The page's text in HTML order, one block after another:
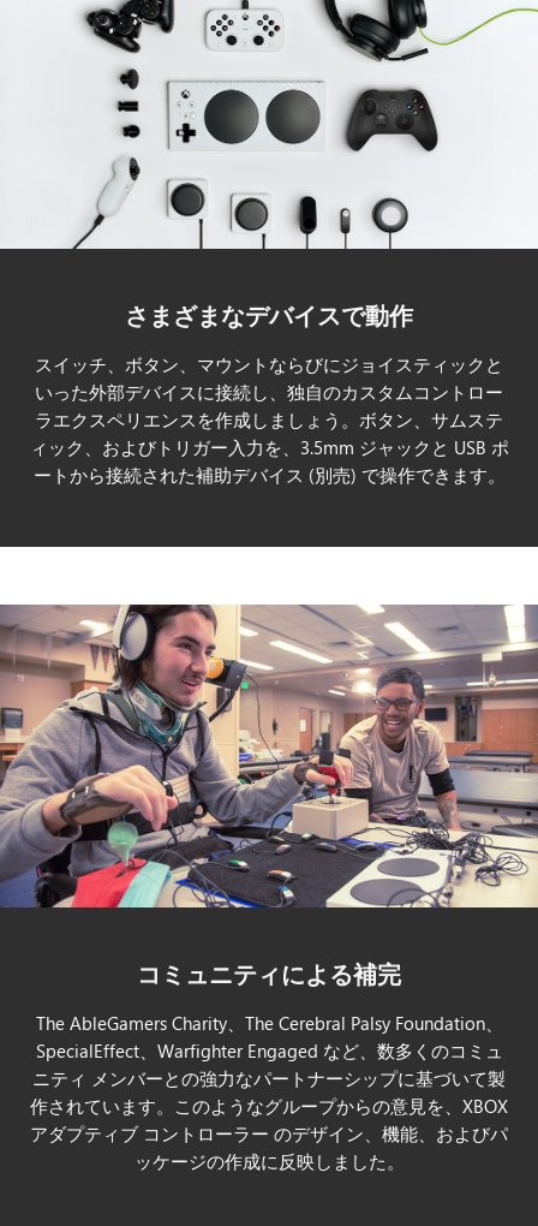
さまざまなデバイスで動作
スイッチ、ボタン、マウントならびにジョイスティックと
いった外部デバイスに接続し、独自のカスタムコントロー
ラエクスペリエンスを作成しましょう。ボタン、サムステ
ィック、およびトリガー入力を、3.5mm ジャックと USB ポ
ートから接続された補助デバイス (別売) で操作できます。
コミュニティによる補完
The AbleGamers Charity、The Cerebral Palsy Foundation、
SpecialEffect、Warfighter Engaged など、数多くのコミュ
ニティ メンバーとの強力なパートナーシップに基づいて製
作されています。このようなグループからの意見を、XBOX
アダプティブ コントローラー のデザイン、機能、およびパ
ッケージの作成に反映しました。